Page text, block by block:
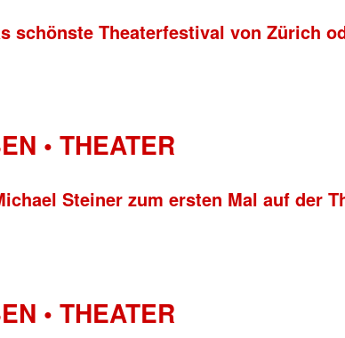
schönste Theaterfestival von Zürich
• THEATER
Steiner zum ersten Mal auf der
• THEATER